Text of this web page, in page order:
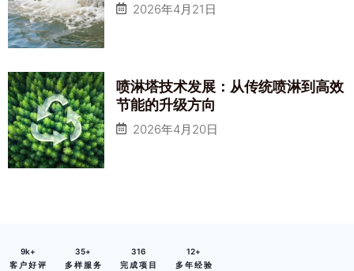
2026年4月21日
喷淋塔技术发展：从传统喷淋到高效
节能的升级方向
2026年4月20日
客 户 好 评
9k+
多 样 服 务
35+
完 成 项 目
316
多 年 经 验
12+